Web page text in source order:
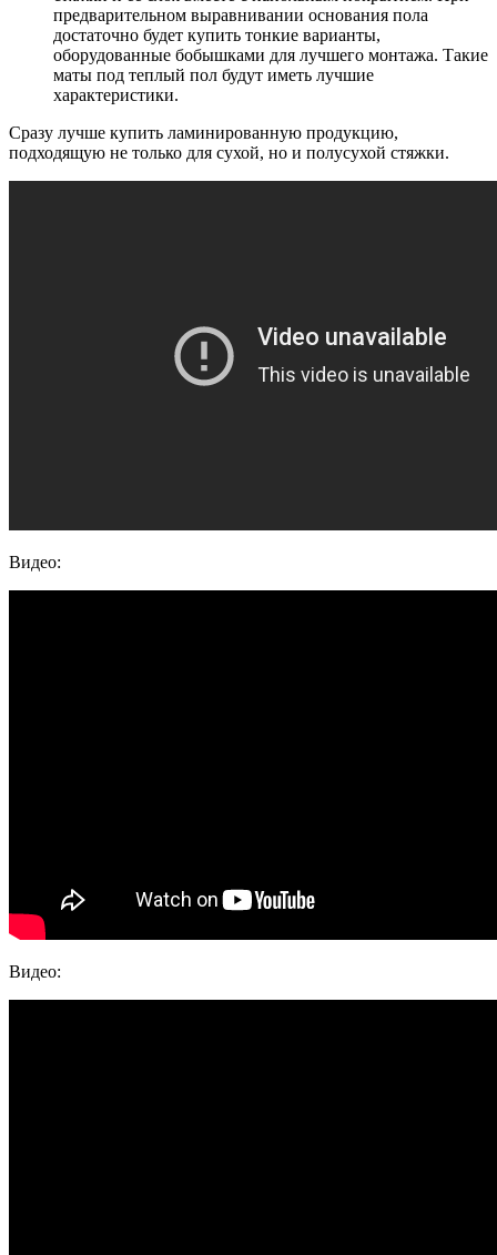
предварительном выравнивании основания пола
достаточно будет купить тонкие варианты,
оборудованные бобышками для лучшего монтажа. Такие
маты под теплый пол будут иметь лучшие
характеристики.
Сразу лучше купить ламинированную продукцию,
подходящую не только для сухой, но и полусухой стяжки.
Видео:
Видео: